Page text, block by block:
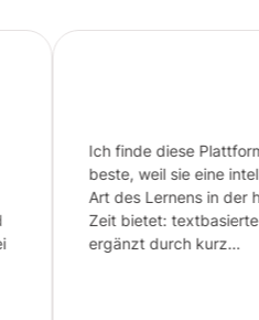
Ich finde diese Plattform die
beste, weil sie eine intelligente
Art des Lernens in der heutigen
Zeit bietet: textbasierte Inhalte,
ergänzt durch kurz…